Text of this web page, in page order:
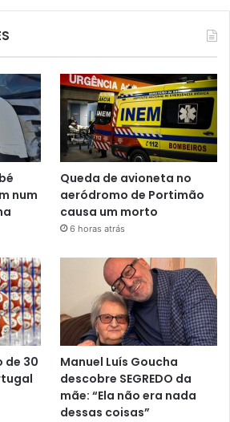
num
Queda de avioneta no
aeródromo de Portimão
causa um morto
6 horas atrás
de 30
Manuel Luís Goucha
descobre SEGREDO da
mãe: “Ela não era nada
dessas coisas”